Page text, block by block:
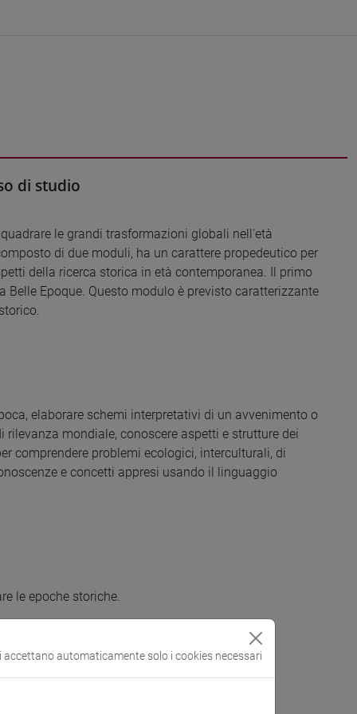
di studio
le grandi trasformazioni globali nell'età
di due moduli, ha un carattere propedeutico per
della ricerca storica in età contemporanea. Il primo
Epoque. Questo modulo è previsto caratterizzante
elaborare schemi interpretativi di un avvenimento o
mondiale, conoscere aspetti e strutture dei
comprendere problemi ecologici, interculturali, di
e concetti appresi usando il linguaggio
le epoche storiche.
automaticamente solo i cookies necessari